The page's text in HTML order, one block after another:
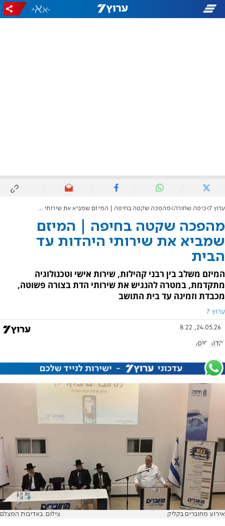
-
+
ערוץ 7 כיפה שחורה מהפכה שקטה בחיפה | המיזם שמביא את שירותי היהדות עד הבית
מהפכה שקטה בחיפה | המיזם
שמביא את שירותי היהדות עד
הבית
המיזם משלב בין רבני קהילות, שירות אישי וטכנולוגיה
מתקדמת, במטרה להנגיש את שירותי הדת בצורה פשוטה,
מכבדת וזמינה עד בית התושב
ערוץ 7
24.05.26, 8:22
יהדות חיפה
אירוע מחוברים בקליק צילום: באדיבות המצלם